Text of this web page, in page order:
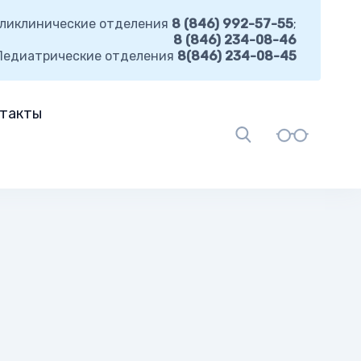
отделения 8 (846) 992-57-55;
8 (846) 234-08-46
отделения 8(846) 234-08-45